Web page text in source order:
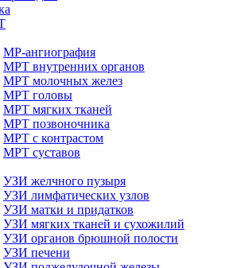
МР-ангиография
МРТ внутренних органов
МРТ молочных желез
МРТ головы
МРТ мягких тканей
МРТ позвоночника
МРТ с контрастом
МРТ суставов
УЗИ желчного пузыря
УЗИ лимфатических узлов
УЗИ матки и придатков
УЗИ мягких тканей и сухожилий
УЗИ органов брюшной полости
УЗИ печени